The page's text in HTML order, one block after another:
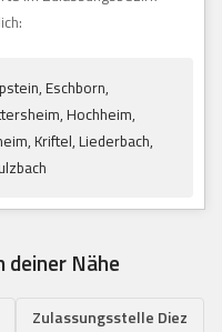
Eschborn,
Hochheim,
Kriftel, Liederbach,
Nähe
Zulassungsstelle Diez